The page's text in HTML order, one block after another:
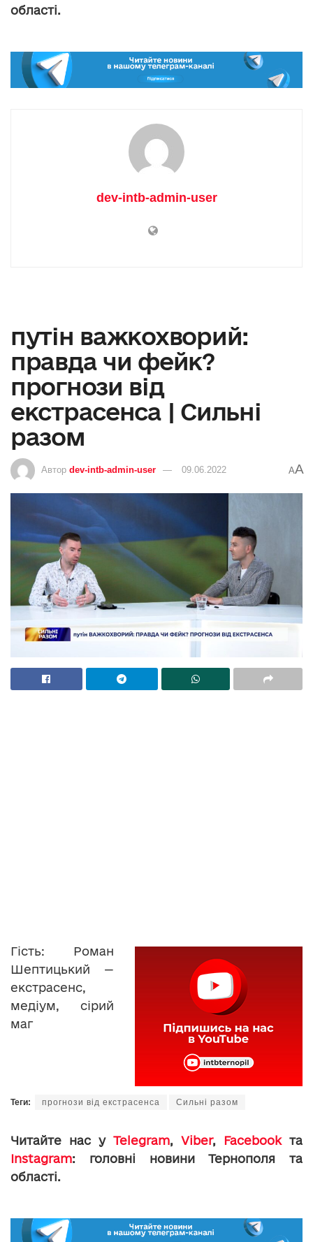
області.
dev-intb-admin-user
путін важкохворий:
правда чи фейк?
прогнози від
екстрасенса | Сильні
разом
Автор dev-intb-admin-user 09.06.2022 AA
Гість: Роман
Шептицький —
екстрасенс,
медіум, сірий
маг
Теги: прогнози від екстрасенса Сильні разом
Читайте нас у Telegram, Viber, Facebookта
Instagram: головні новини Тернополя та
області.